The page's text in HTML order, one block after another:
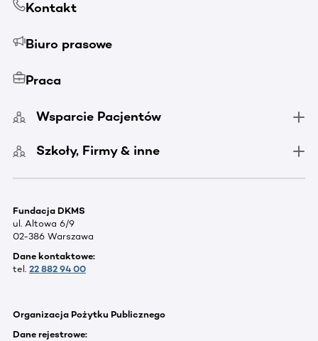
Kontakt
Biuro prasowe
Praca
Wsparcie Pacjentów
Szkoły, Firmy & inne
Fundacja DKMS
ul. Altowa 6/9
02-386 Warszawa
Dane kontaktowe:
tel. 22 882 94 00
Organizacja Pożytku Publicznego
Dane rejestrowe: